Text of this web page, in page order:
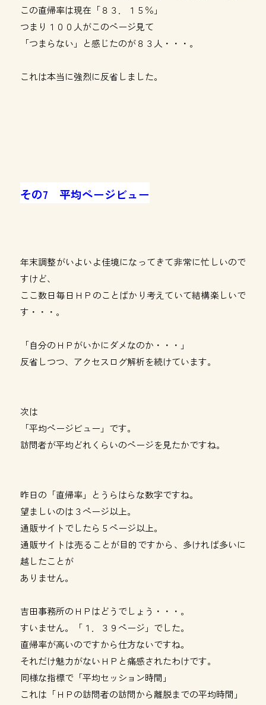
この直帰率は現在「８３．１５％」
つまり１００人がこのページ見て
「つまらない」と感じたのが８３人・・・。
これは本当に強烈に反省しました。
その7 平均ページビュー
年末調整がいよいよ佳境になってきて非常に忙しいので
すけど、
ここ数日毎日ＨＰのことばかり考えていて結構楽しいで
す・・・。
「自分のＨＰがいかにダメなのか・・・」
反省しつつ、アクセスログ解析を続けています。
次は
「平均ページビュー」です。
訪問者が平均どれくらいのページを見たかですね。
昨日の「直帰率」とうらはらな数字ですね。
望ましいのは３ページ以上。
通販サイトでしたら５ページ以上。
通販サイトは売ることが目的ですから、多ければ多いに
越したことが
ありません。
吉田事務所のＨＰはどうでしょう・・・。
すいません。「１．３９ページ」でした。
直帰率が高いのですから仕方ないですね。
それだけ魅力がないＨＰと痛感されたわけです。
同様な指標で「平均セッション時間」
これは「ＨＰの訪問者の訪問から離脱までの平均時間」